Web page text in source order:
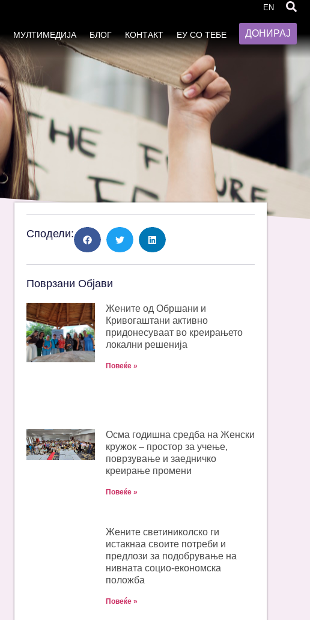
EN
МУЛТИМЕДИЈА БЛОГ КОНТАКТ ЕУ СО ТЕБЕ ДОНИРАЈ
Сподели:
Поврзани Објави
Жените од Обршани и
Кривогаштани активно
придонесуваат во креирањето
локални решенија
Повеќе »
Oсма годишна средба на Женски
кружок – простор за учење,
поврзување и заедничко
креирање промени
Повеќе »
Жените светиниколско ги
истакнаа своите потреби и
предлози за подобрување на
нивната социо-економска
положба
Повеќе »